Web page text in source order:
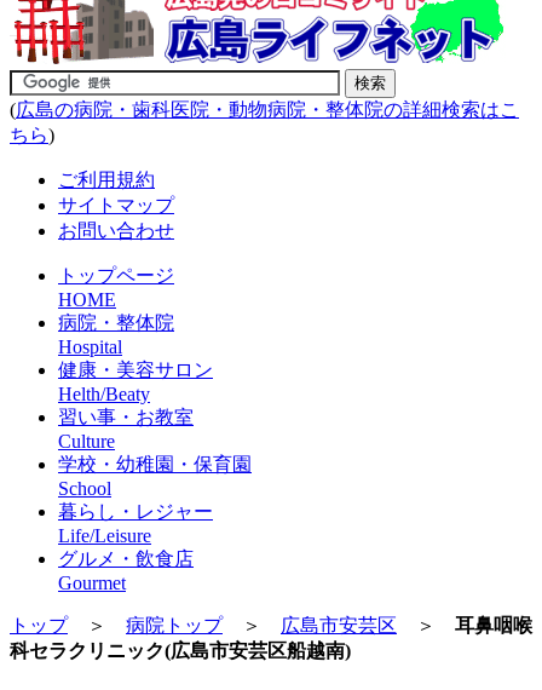
(広島の病院・歯科医院・動物病院・整体院の詳細検索はこ
ちら)
ご利用規約
サイトマップ
お問い合わせ
トップページ
HOME
病院・整体院
Hospital
健康・美容サロン
Helth/Beaty
習い事・お教室
Culture
学校・幼稚園・保育園
School
暮らし・レジャー
Life/Leisure
グルメ・飲食店
Gourmet
トップ＞ 病院トップ＞ 広島市安芸区 ＞ 耳鼻咽喉
科セラクリニック(広島市安芸区船越南)